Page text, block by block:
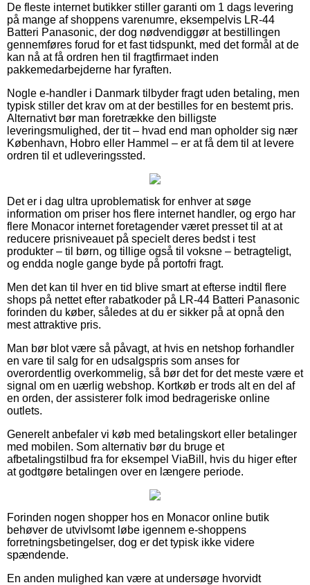
De fleste internet butikker stiller garanti om 1 dags levering
på mange af shoppens varenumre, eksempelvis LR-44
Batteri Panasonic, der dog nødvendiggør at bestillingen
gennemføres forud for et fast tidspunkt, med det formål at de
kan nå at få ordren hen til fragtfirmaet inden
pakkemedarbejderne har fyraften.
Nogle e-handler i Danmark tilbyder fragt uden betaling, men
typisk stiller det krav om at der bestilles for en bestemt pris.
Alternativt bør man foretrække den billigste
leveringsmulighed, der tit – hvad end man opholder sig nær
København, Hobro eller Hammel – er at få dem til at levere
ordren til et udleveringssted.
Det er i dag ultra uproblematisk for enhver at søge
information om priser hos flere internet handler, og ergo har
flere Monacor internet foretagender været presset til at at
reducere prisniveauet på specielt deres bedst i test
produkter – til børn, og tillige også til voksne – betragteligt,
og endda nogle gange byde på portofri fragt.
Men det kan til hver en tid blive smart at efterse indtil flere
shops på nettet efter rabatkoder på LR-44 Batteri Panasonic
forinden du køber, således at du er sikker på at opnå den
mest attraktive pris.
Man bør blot være så påvagt, at hvis en netshop forhandler
en vare til salg for en udsalgspris som anses for
overordentlig overkommelig, så bør det for det meste være et
signal om en uærlig webshop. Kortkøb er trods alt en del af
en orden, der assisterer folk imod bedrageriske online
outlets.
Generelt anbefaler vi køb med betalingskort eller betalinger
med mobilen. Som alternativ bør du bruge et
afbetalingstilbud fra for eksempel ViaBill, hvis du higer efter
at godtgøre betalingen over en længere periode.
Forinden nogen shopper hos en Monacor online butik
behøver de utvivlsomt løbe igennem e-shoppens
forretningsbetingelser, dog er det typisk ikke videre
spændende.
En anden mulighed kan være at undersøge hvorvidt